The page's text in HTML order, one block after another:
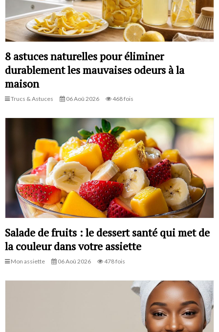
8 astuces naturelles pour éliminer
durablement les mauvaises odeurs à la
maison
Trucs & Astuces 06 Aoû 2026 468 fois
Salade de fruits : le dessert santé qui met de
la couleur dans votre assiette
Mon assiette 06 Aoû 2026 478 fois